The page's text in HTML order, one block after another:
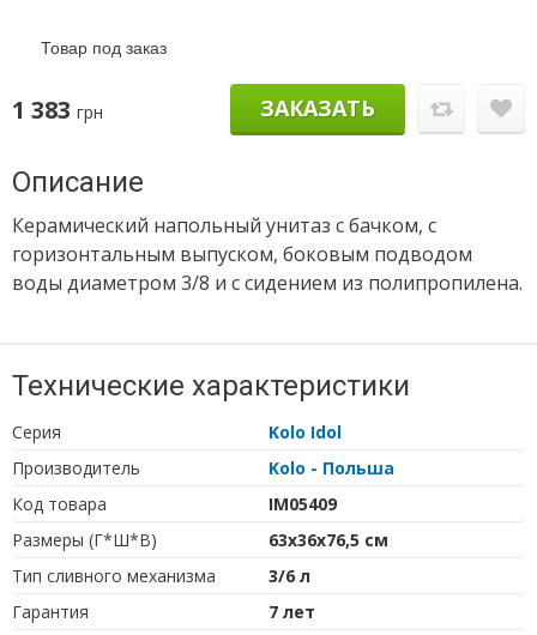
Товар под заказ
1 383 грн ЗАКАЗАТЬ
Описание
Керамический напольный унитаз с бачком, с
горизонтальным выпуском, боковым подводом
воды диаметром 3/8 и с сидением из полипропилена.
Технические характеристики
Серия
Kolo Idol
Производитель
Kolo - Польша
Код товара
IM05409
Размеры (Г*Ш*В)
63х36х76,5 см
Тип сливного механизма
3/6 л
Гарантия
7 лет